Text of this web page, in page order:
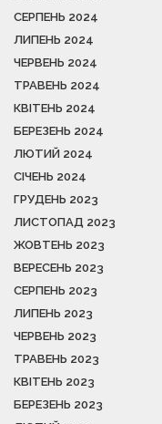
СЕРПЕНЬ 2024
ЛИПЕНЬ 2024
ЧЕРВЕНЬ 2024
ТРАВЕНЬ 2024
КВІТЕНЬ 2024
БЕРЕЗЕНЬ 2024
ЛЮТИЙ 2024
СІЧЕНЬ 2024
ГРУДЕНЬ 2023
ЛИСТОПАД 2023
ЖОВТЕНЬ 2023
ВЕРЕСЕНЬ 2023
СЕРПЕНЬ 2023
ЛИПЕНЬ 2023
ЧЕРВЕНЬ 2023
ТРАВЕНЬ 2023
КВІТЕНЬ 2023
БЕРЕЗЕНЬ 2023